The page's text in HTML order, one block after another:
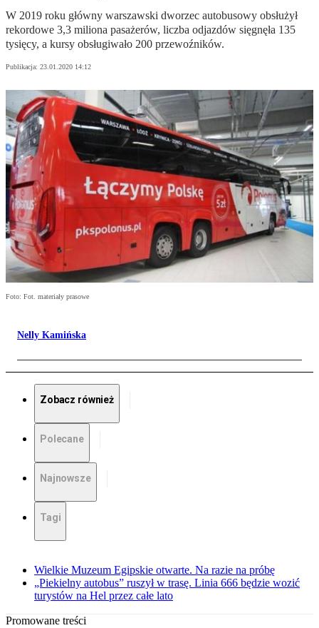
W 2019 roku główny warszawski dworzec autobusowy obsłużył
rekordowe 3,3 miliona pasażerów, liczba odjazdów sięgnęła 135
tysięcy, a kursy obsługiwało 200 przewoźników.
Publikacja: 23.01.2020 14:12
Foto: Fot. materiały prasowe
Nelly Kamińska
Zobacz również
Polecane
Najnowsze
Tagi
Wielkie Muzeum Egipskie otwarte. Na razie na próbę
„Piekielny autobus” ruszył w trasę. Linia 666 będzie wozić
turystów na Hel przez całe lato
Promowane treści